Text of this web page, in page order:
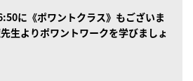
に《ポワントクラス》もございま
生よりポワントワークを学びましょ